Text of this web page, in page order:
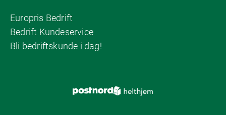
Europris Bedrift
Bedrift Kundeservice
Bli bedriftskunde i dag!